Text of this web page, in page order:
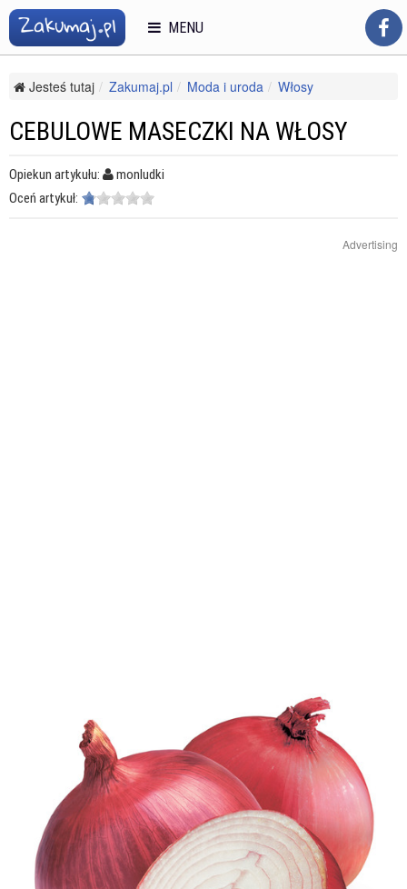
Jesteś tutaj Zakumaj.pl Moda i uroda
Włosy
CEBULOWE MASECZKI NA WŁOSY
Opiekun artykułu:
monludki
Oceń artykuł:
Advertising
MENU